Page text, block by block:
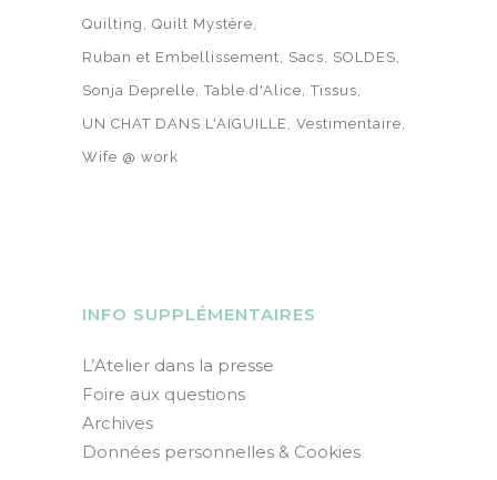
Quilting
Quilt Mystère
Ruban et Embellissement
Sacs
SOLDES
Sonja Deprelle Table d'Alice Tissus
UN CHAT DANS L'AIGUILLE Vestimentaire
Wife @ work
INFO SUPPLÉMENTAIRES
L’Atelier dans la presse
Foire aux questions
Archives
Données personnelles & Cookies